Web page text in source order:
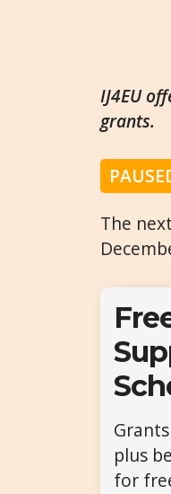
IJ4EU
grants.
The
plus
for